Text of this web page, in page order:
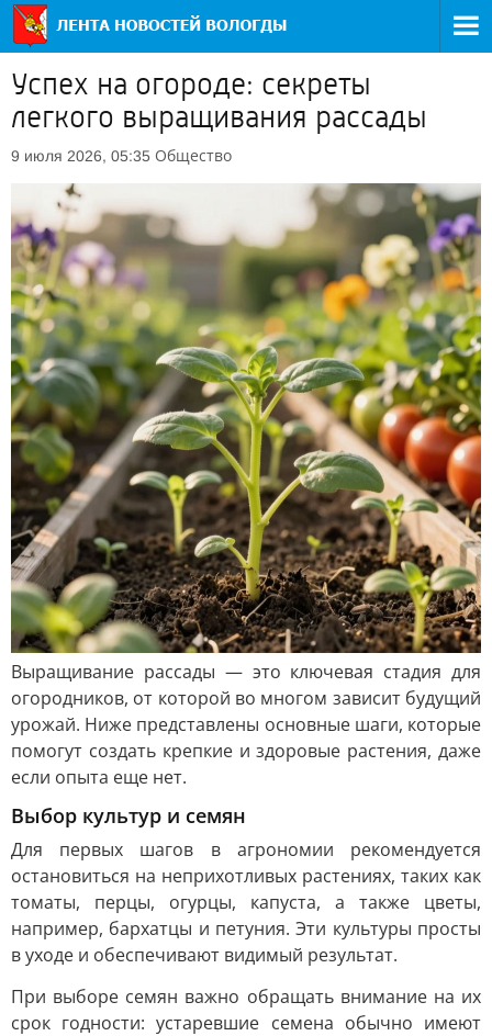
Успех на огороде: секреты
легкого выращивания рассады
9 июля 2026, 05:35 Общество
Выращивание рассады — это ключевая стадия для
огородников, от которой во многом зависит будущий
урожай. Ниже представлены основные шаги, которые
помогут создать крепкие и здоровые растения, даже
если опыта еще нет.
Выбор культур и семян
Для первых шагов в агрономии рекомендуется
остановиться на неприхотливых растениях, таких как
томаты, перцы, огурцы, капуста, а также цветы,
например, бархатцы и петуния. Эти культуры просты
в уходе и обеспечивают видимый результат.
При выборе семян важно обращать внимание на их
срок годности: устаревшие семена обычно имеют